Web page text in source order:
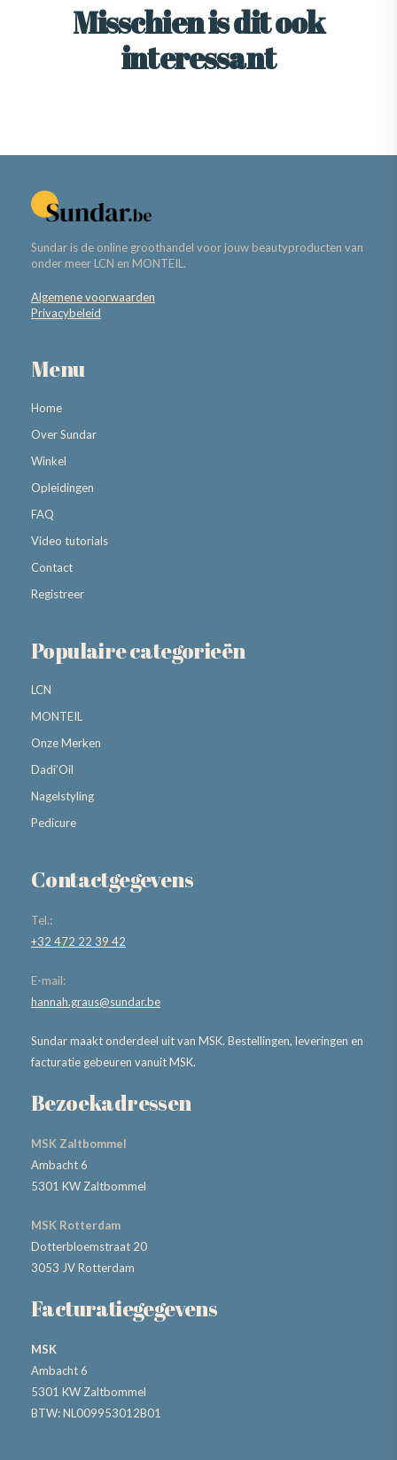
Misschien is dit ook
interessant
Sundar is de online groothandel voor jouw beautyproducten van
onder meer LCN en MONTEIL.
Algemene voorwaarden
Privacybeleid
Menu
Home
Over Sundar
Winkel
Opleidingen
FAQ
Video tutorials
Contact
Registreer
Populaire categorieën
LCN
MONTEIL
Onze Merken
Dadi’Oil
Nagelstyling
Pedicure
Contactgegevens
Tel.:
+32 472 22 39 42
E-mail:
hannah.graus@sundar.be
Sundar maakt onderdeel uit van MSK. Bestellingen, leveringen en
facturatie gebeuren vanuit MSK.
Bezoekadressen
MSK Zaltbommel
Ambacht 6
5301 KW Zaltbommel
MSK Rotterdam
Dotterbloemstraat 20
3053 JV Rotterdam
Facturatiegegevens
MSK
Ambacht 6
5301 KW Zaltbommel
BTW: NL009953012B01